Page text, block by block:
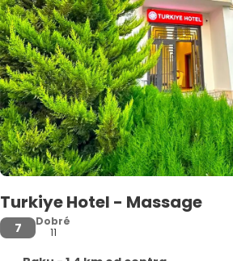
Turkiye Hotel - Massage
7
Dobré
11